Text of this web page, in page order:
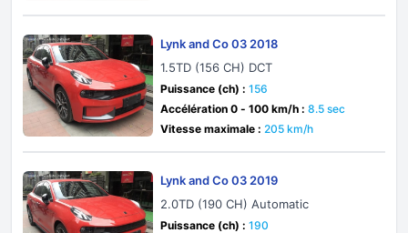
Lynk and Co 03 2018
1.5TD (156 CH) DCT
Puissance (ch) : 156
Accélération 0 - 100 km/h : 8.5 sec
Vitesse maximale : 205 km/h
Lynk and Co 03 2019
2.0TD (190 CH) Automatic
Puissance (ch) : 190